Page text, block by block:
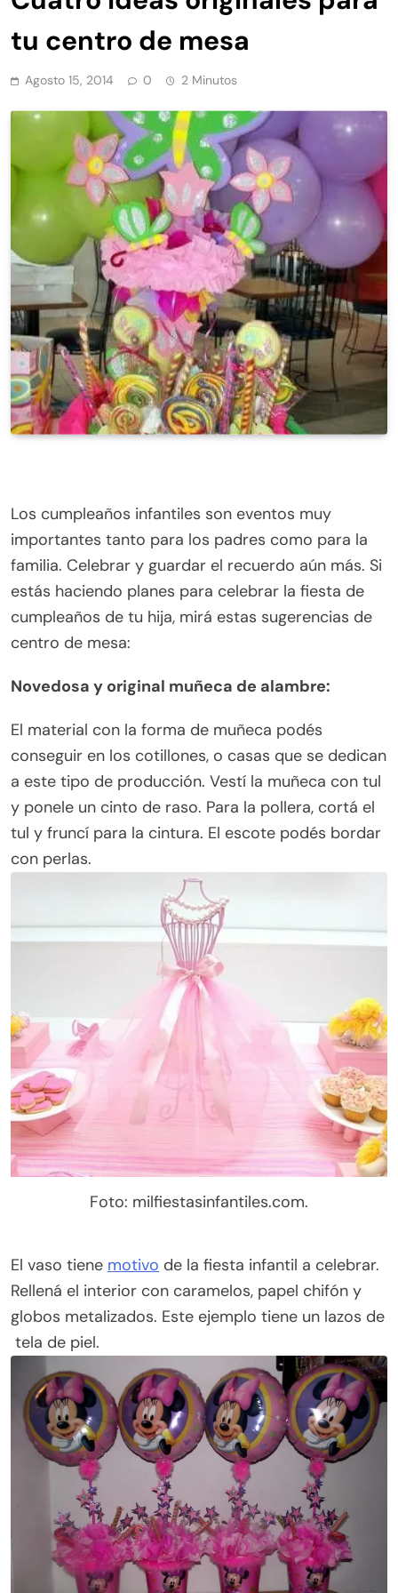
tu centro de mesa
Agosto 15, 2014 0 2 Minutos
Los cumpleaños infantiles son eventos muy
importantes tanto para los padres como para la
familia. Celebrar y guardar el recuerdo aún más. Si
estás haciendo planes para celebrar la fiesta de
cumpleaños de tu hija, mirá estas sugerencias de
centro de mesa:
Novedosa y original muñeca de alambre:
El material con la forma de muñeca podés
conseguir en los cotillones, o casas que se dedican
a este tipo de producción. Vestí la muñeca con tul
y ponele un cinto de raso. Para la pollera, cortá el
tul y fruncí para la cintura. El escote podés bordar
con perlas.
Foto: milfiestasinfantiles.com.
El vaso tiene motivo de la fiesta infantil a celebrar.
Rellená el interior con caramelos, papel chifón y
globos metalizados. Este ejemplo tiene un lazos de
tela de piel.